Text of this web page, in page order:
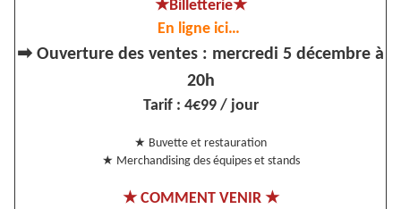
★Billetterie★
En ligne ici…
➡ Ouverture des ventes : mercredi 5 décembre à
20h
Tarif : 4€99 / jour
★ Buvette et restauration
★ Merchandising des équipes et stands
★COMMENT VENIR ★